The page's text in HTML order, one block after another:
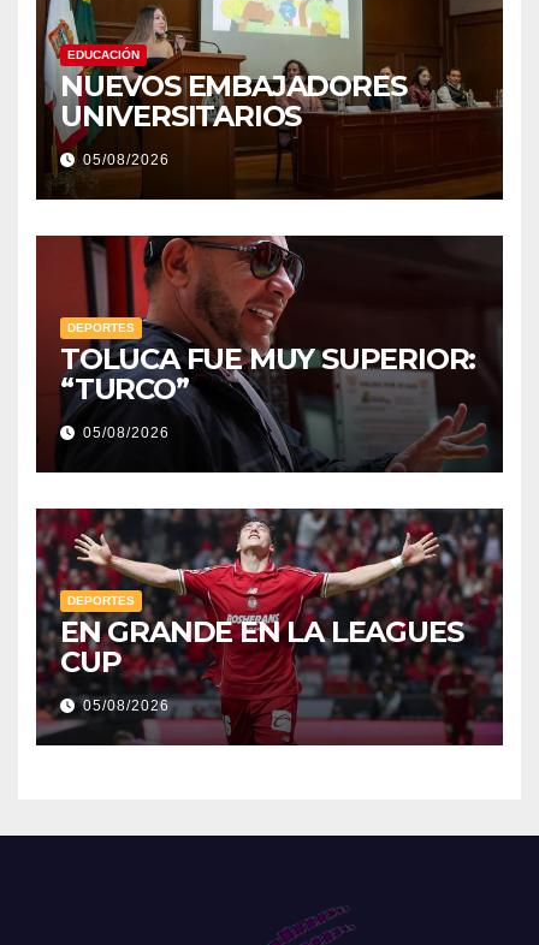
EDUCACIÓN
NUEVOS EMBAJADORES
UNIVERSITARIOS
05/08/2026
DEPORTES
TOLUCA FUE MUY SUPERIOR:
“TURCO”
05/08/2026
DEPORTES
EN GRANDE EN LA LEAGUES
CUP
05/08/2026